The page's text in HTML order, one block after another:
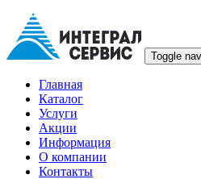
Toggle
Главная
Каталог
Услуги
Акции
Информация
О компании
Контакты